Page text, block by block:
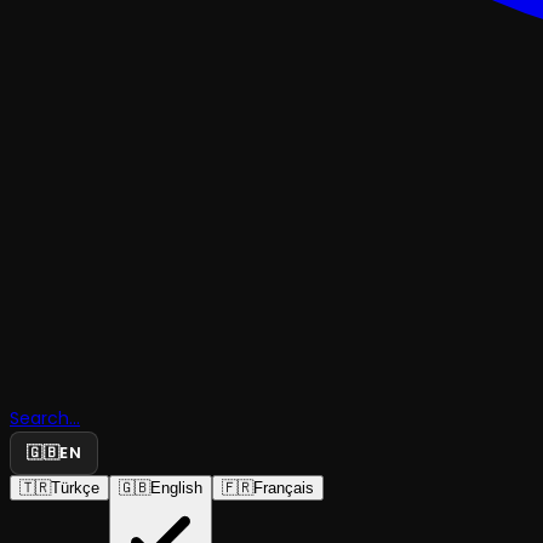
Search...
🇬🇧EN
🇹🇷Türkçe 🇬🇧English 🇫🇷Français
Kanlı